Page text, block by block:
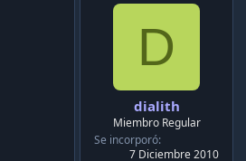
D
dialith
Miembro Regular
Se incorporó
7 Diciembre 2010